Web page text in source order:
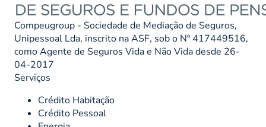
Compeugroup - Sociedade de Mediação de Seguros,
Unipessoal Lda, inscrito na ASF, sob o Nº 417449516,
como Agente de Seguros Vida e Não Vida desde 26-
04-2017
Serviços
Crédito Habitação
Crédito Pessoal